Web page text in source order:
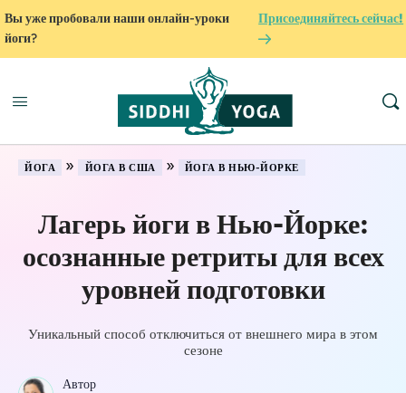
Вы уже пробовали наши онлайн-уроки
йоги?
Присоединяйтесь сейчас!
ЙОГА » ЙОГА В США » ЙОГА В НЬЮ-ЙОРКЕ
Лагерь йоги в Нью-Йорке:
осознанные ретриты для всех
уровней подготовки
Уникальный способ отключиться от внешнего мира в этом
сезоне
Автор